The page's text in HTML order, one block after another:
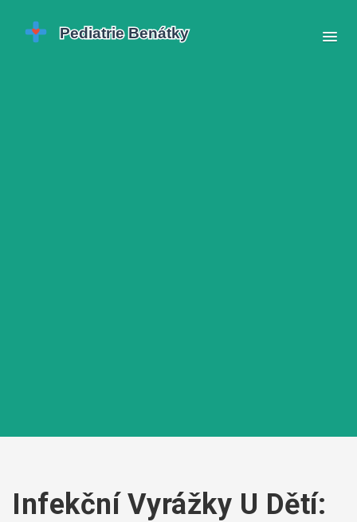
Infekční Vyrážky U Dětí: